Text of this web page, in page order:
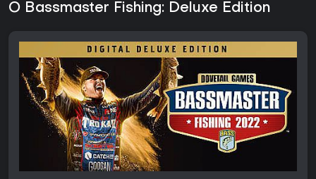
O Bassmaster Fishing: Deluxe Edition